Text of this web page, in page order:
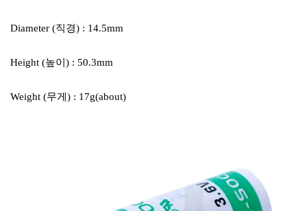
Diameter (직경) : 14.5mm
Height (높이) : 50.3mm
Weight (무게) : 17g(about)